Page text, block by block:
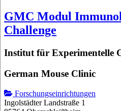
GMC Modul
Challenge
Institut für Experimentelle
German Mouse Clinic
Forschungseinrichtungen
Ingolstädter Landstraße 1